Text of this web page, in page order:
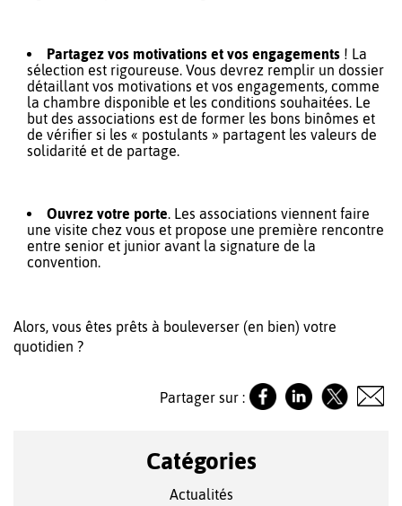
Partagez vos motivations et vos engagements ! La
sélection est rigoureuse. Vous devrez remplir un dossier
détaillant vos motivations et vos engagements, comme
la chambre disponible et les conditions souhaitées. Le
but des associations est de former les bons binômes et
de vérifier si les « postulants » partagent les valeurs de
solidarité et de partage.
Ouvrez votre porte. Les associations viennent faire
une visite chez vous et propose une première rencontre
entre senior et junior avant la signature de la
convention.
Alors, vous êtes prêts à bouleverser (en bien) votre
quotidien ?
Partager sur :
Catégories
Actualités